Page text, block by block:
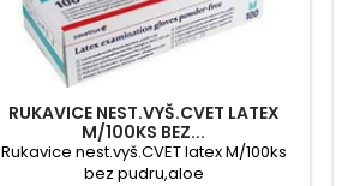
RUKAVICE NEST.VYŠ.CVET LATEX
M/100KS BEZ...
Rukavice nest.vyš.CVET latex M/100ks
bez pudru,aloe